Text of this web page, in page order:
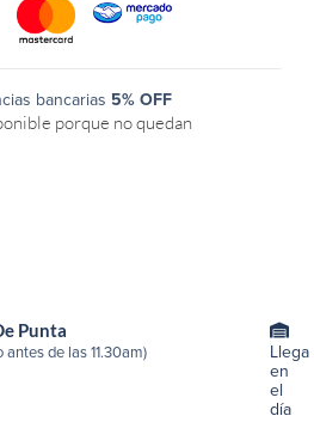
bancarias 5% OFF
porque no quedan
Punta
de las 11.30am)
Llega
en
el
día